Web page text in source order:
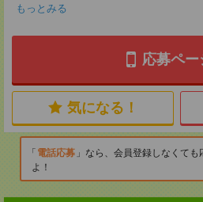
もっとみる
応募ペー
気になる！
電話応募
なら、会員登録しなくても
よ！